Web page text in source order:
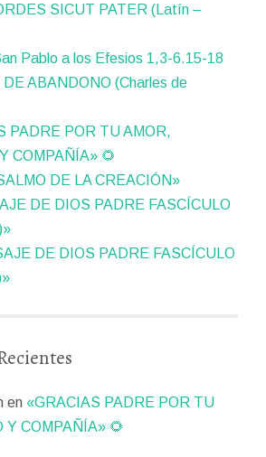
SICUT PATER (Latín –
Pablo a los Efesios 1,3-6.15-18
ABANDONO (Charles de
PADRE POR TU AMOR,
COMPAÑÍA» 🌻
DE LA CREACIÓN»
DE DIOS PADRE FASCÍCULO
DE DIOS PADRE FASCÍCULO
en «GRACIAS PADRE POR TU
Y COMPAÑÍA» 🌻